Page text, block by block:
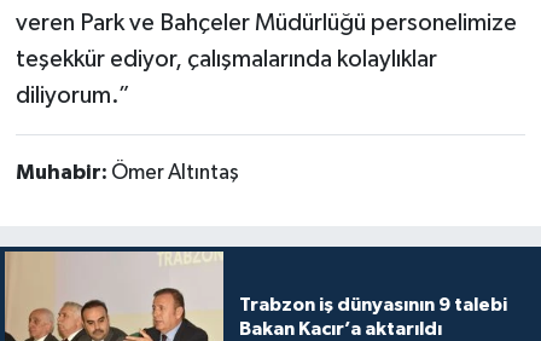
veren Park ve Bahçeler Müdürlüğü personelimize
teşekkür ediyor, çalışmalarında kolaylıklar
diliyorum.”
Muhabir: Ömer Altıntaş
Trabzon iş dünyasının 9 talebi
Bakan Kacır’a aktarıldı